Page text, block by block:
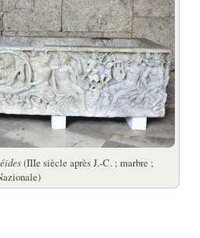
(IIIe siècle après J.-C. ; marbre ;